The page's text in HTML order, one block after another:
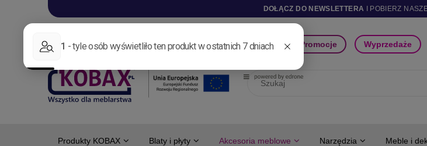
DOŁĄCZ DO NEWSLETTERA I POBIERZ
Aktualności Nowości Promocje Wyprzedaże
Produkty KOBAX Blaty i płyty Akcesoria meblowe Narzędzia Meble i